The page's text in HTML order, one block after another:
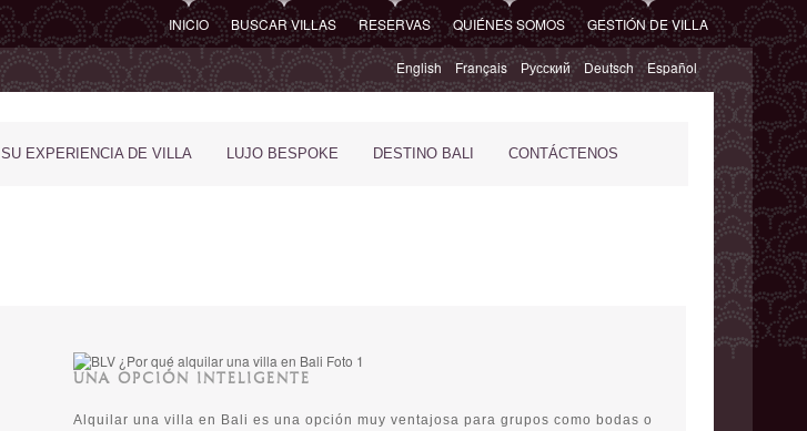
INICIO BUSCAR VILLAS RESERVAS QUIÉNES SOMOS GESTIÓN DE VILLA
English Français Русский Deutsch Español
SU EXPERIENCIA DE VILLA LUJO BESPOKE DESTINO BALI CONTÁCTENOS
UNA OPCIÓN INTELIGENTE
Alquilar una villa en Bali es una opción muy ventajosa para grupos como bodas o